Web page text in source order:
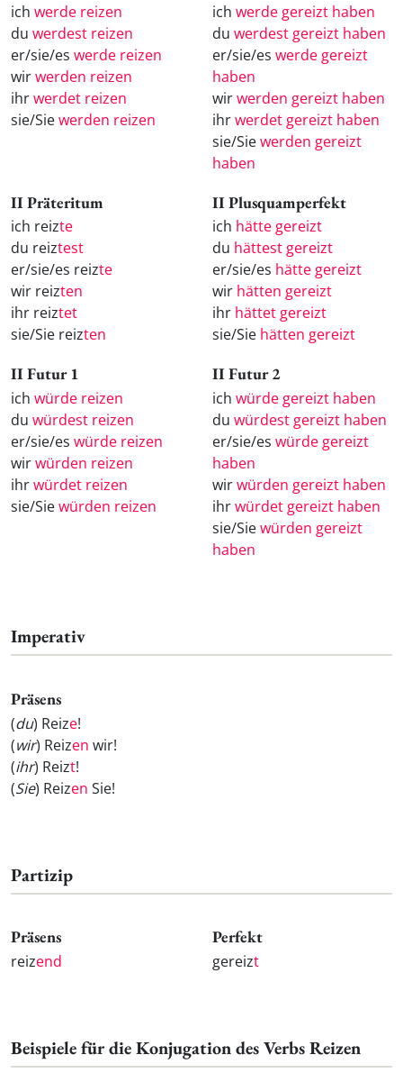
ich werde reizen
du werdest reizen
er/sie/es werde reizen
wirwerden reizen
ihrwerdet reizen
sie/Siewerden reizen
ich werde gereizt haben
du werdest gereizt haben
er/sie/es werde gereizt
haben
wirwerden gereizt haben
ihrwerdet gereizt haben
sie/Siewerden gereizt
haben
II Präteritum
ich reizte
du reiztest
er/sie/es reizte
wir reizten
ihr reiztet
sie/Sie reizten
II Plusquamperfekt
ich hätte gereizt
du hättest gereizt
er/sie/es hätte gereizt
wir hätten gereizt
ihr hättet gereizt
sie/Sie hätten gereizt
II Futur 1
ich würde reizen
du würdest reizen
er/sie/es würde reizen
wirwürden reizen
ihrwürdet reizen
sie/Siewürden reizen
II Futur 2
ich würde gereizt haben
du würdest gereizt haben
er/sie/es würde gereizt
haben
wirwürden gereizt haben
ihrwürdet gereizt haben
sie/Siewürden gereizt
haben
Imperativ
Präsens
(du) Reize!
(wir) Reizen wir!
(ihr) Reizt!
(Sie) Reizen Sie!
Partizip
Präsens
reizend
Perfekt
gereizt
Beispiele für die Konjugation des Verbs Reizen